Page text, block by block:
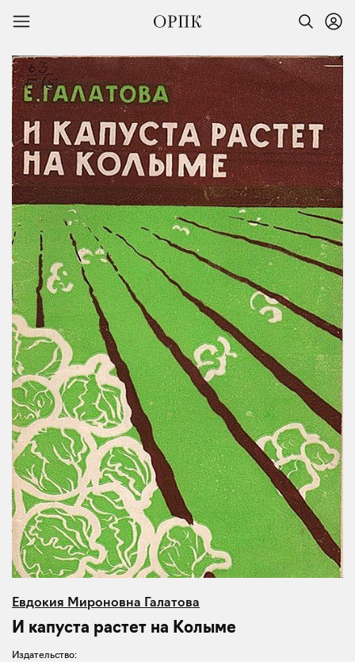
Евдокия Мироновна Галатова
И капуста растет на Колыме
Издательство: